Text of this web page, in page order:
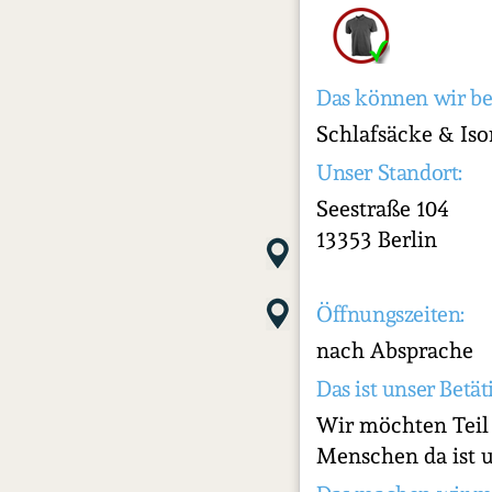
Das können wir
Schlafsäcke &
Unser Standort:
Seestraße 104
13353 Berlin
Öffnungszeiten:
nach Absprache
Das ist unser
Wir möchten
Menschen da ist